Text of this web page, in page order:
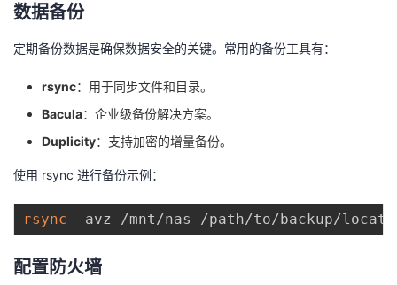
数据备份
定期备份数据是确保数据安全的关键。常用的备份工具有：
rsync：用于同步文件和目录。
Bacula：企业级备份解决方案。
Duplicity：支持加密的增量备份。
使用 rsync 进行备份示例：
rsync
配置防火墙